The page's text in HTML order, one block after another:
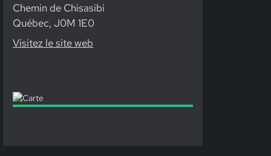
Chemin de Chisasibi
Québec, J0M 1E0
Visitez le site web